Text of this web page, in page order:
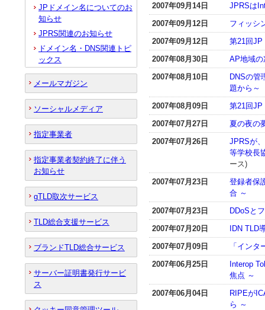
2007年09月14日
JPRSは
2007年09月12日
フィッシ
2007年09月12日
第21回JP
2007年08月30日
AP地域
2007年08月10日
DNSの管
題から～
2007年08月09日
第21回JP
2007年07月27日
夏の夜の
2007年07月26日
JPRSが
等学校長
ース)
2007年07月23日
登録者保
合 ～
2007年07月23日
DDoSと
2007年07月20日
IDN TLD
2007年07月09日
「イン
2007年06月25日
Interop
焦点 ～
2007年06月04日
RIPEが
ら ～
JPドメイン名についてのお
知らせ
JPRS関連のお知らせ
ドメイン名・DNS関連トピ
ックス
メールマガジン
ソーシャルメディア
指定事業者
指定事業者契約終了に伴う
お知らせ
gTLD取次サービス
TLD総合支援サービス
ブランドTLD総合サービス
サーバー証明書発行サービ
ス